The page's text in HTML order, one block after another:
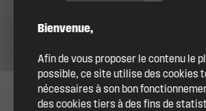
Bienvenue,
Afin de vous proposer le contenu le
possible, ce site utilise des cookies
nécessaires à son bon
des cookies tiers à des fins de